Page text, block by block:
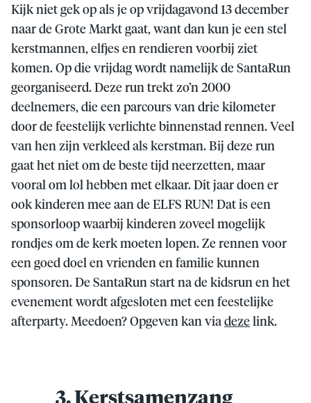
Kijk niet gek op als je op vrijdagavond 13 december
naar de Grote Markt gaat, want dan kun je een stel
kerstmannen, elfjes en rendieren voorbij ziet
komen. Op die vrijdag wordt namelijk de SantaRun
georganiseerd. Deze run trekt zo’n 2000
deelnemers, die een parcours van drie kilometer
door de feestelijk verlichte binnenstad rennen. Veel
van hen zijn verkleed als kerstman. Bij deze run
gaat het niet om de beste tijd neerzetten, maar
vooral om lol hebben met elkaar. Dit jaar doen er
ook kinderen mee aan de ELFS RUN! Dat is een
sponsorloop waarbij kinderen zoveel mogelijk
rondjes om de kerk moeten lopen. Ze rennen voor
een goed doel en vrienden en familie kunnen
sponsoren. De SantaRun start na de kidsrun en het
evenement wordt afgesloten met een feestelijke
afterparty. Meedoen? Opgeven kan via deze link.
3. Kerstsamenzang